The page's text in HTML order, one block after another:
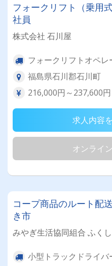
フォークリフト（乗用
社員
株式会社 石川屋
フォークリフトオペレ
福島県石川郡石川町
216,000円～237,600円
求人内容
オンライ
コープ商品のルート配
き市
みやぎ生活協同組合 ふく
小型トラックドライ